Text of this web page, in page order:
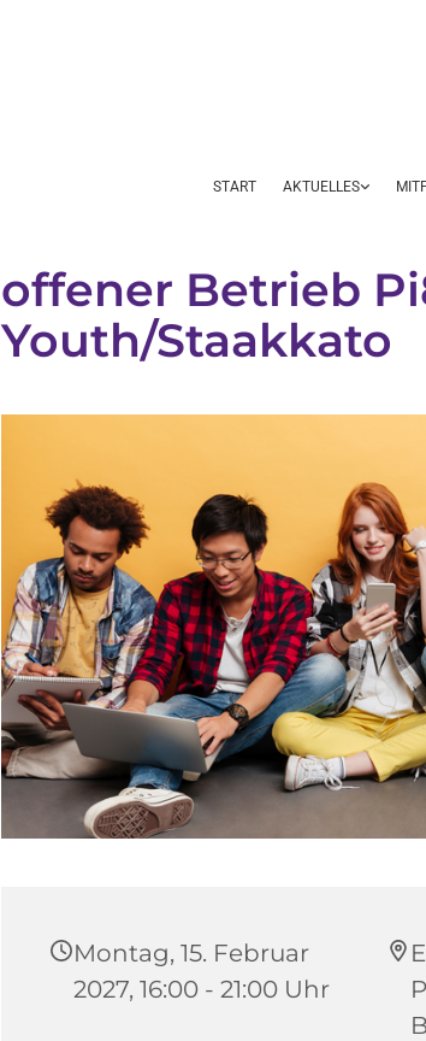
START AKTUELLES
offener Betrieb
Youth/Staakkato
Montag, 15. Februar
2027, 16:00 - 21:00 Uhr